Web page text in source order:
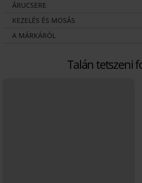
ÁRUCSERE
KEZELÉS ÉS MOSÁS
A MÁRKÁRÓL
Talán tetszeni